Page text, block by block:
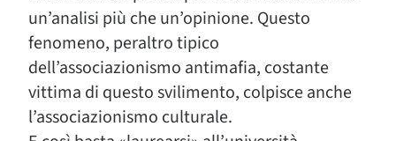
un’analisi più che un’opinione. Questo
fenomeno, peraltro tipico
dell’associazionismo antimafia, costante
vittima di questo svilimento, colpisce anche
l’associazionismo culturale.